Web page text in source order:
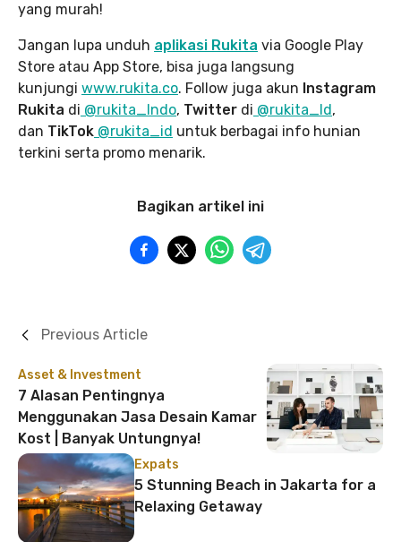
yang murah!
Jangan lupa unduh aplikasi Rukita via Google Play
Store atau App Store, bisa juga langsung
kunjungi www.rukita.co. Follow juga akun Instagram
Rukita di @rukita_Indo, Twitter di @rukita_Id ,
dan TikTok @rukita_id untuk berbagai info hunian
terkini serta promo menarik.
Bagikan artikel ini
Asset & Investment
7 Alasan Pentingnya
Menggunakan Jasa Desain Kamar
Kost | Banyak Untungnya!
Previous Article
Expats
5 Stunning Beach in Jakarta for a
Relaxing Getaway